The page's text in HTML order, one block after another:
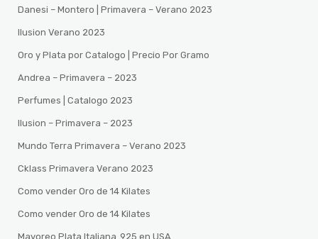
Danesi – Montero | Primavera – Verano 2023
Ilusion Verano 2023
Oro y Plata por Catalogo | Precio Por Gramo
Andrea – Primavera – 2023
Perfumes | Catalogo 2023
Ilusion – Primavera – 2023
Mundo Terra Primavera – Verano 2023
Cklass Primavera Verano 2023
Como vender Oro de 14 Kilates
Como vender Oro de 14 Kilates
Mayoreo Plata Italiana .925 en USA